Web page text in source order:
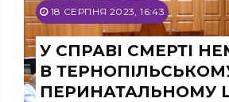
18 СЕРПНЯ 2023, 16:43
У СПРАВІ СМЕРТІ
В
ПЕРИНАТАЛЬНОМУ